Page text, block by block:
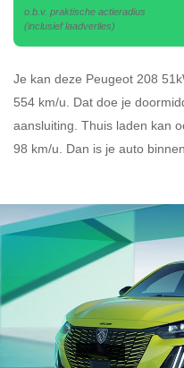
o.b.v. praktische actieradius
(inclusief laadverlies)
Je kan deze Peugeot 208
554 km/u. Dat doe je
aansluiting. Thuis laden kan
98 km/u. Dan is je auto binnen